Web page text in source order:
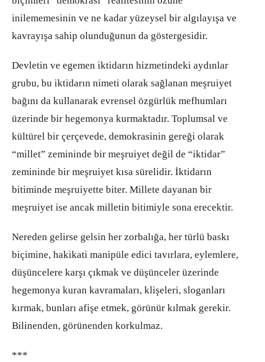
inilememesinin ve ne kadar yüzeysel bir algılayışa ve
kavrayışa sahip olunduğunun da göstergesidir.
Devletin ve egemen iktidarın hizmetindeki aydınlar
grubu, bu iktidarın nimeti olarak sağlanan meşruiyet
bağını da kullanarak evrensel özgürlük mefhumları
üzerinde bir hegemonya kurmaktadır. Toplumsal ve
kültürel bir çerçevede, demokrasinin gereği olarak
“millet” zemininde bir meşruiyet değil de “iktidar”
zemininde bir meşruiyet kısa sürelidir. İktidarın
bitiminde meşruiyette biter. Millete dayanan bir
meşruiyet ise ancak milletin bitimiyle sona erecektir.
Nereden gelirse gelsin her zorbalığa, her türlü baskı
biçimine, hakikati manipüle edici tavırlara, eylemlere,
düşüncelere karşı çıkmak ve düşünceler üzerinde
hegemonya kuran kavramaları, klişeleri, sloganları
kırmak, bunları afişe etmek, görünür kılmak gerekir.
Bilinenden, görünenden korkulmaz.
***